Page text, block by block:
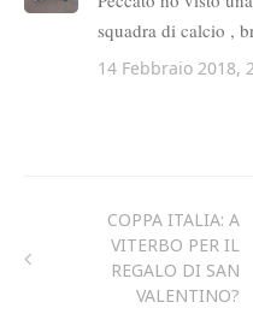
COPPA ITALIA: A
VITERBO PER IL
REGALO DI SAN
VALENTINO?